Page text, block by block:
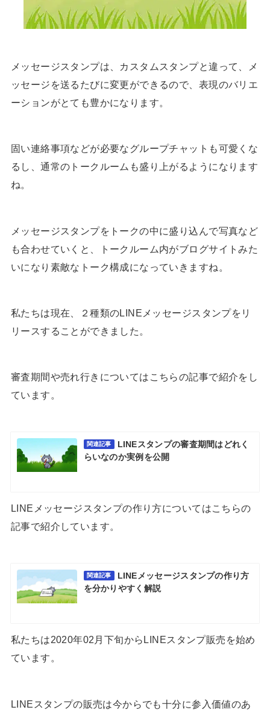
メッセージスタンプは、カスタムスタンプと違って、メ
ッセージを送るたびに変更ができるので、表現のバリエ
ーションがとても豊かになります。
固い連絡事項などが必要なグループチャットも可愛くな
るし、通常のトークルームも盛り上がるようになります
ね。
メッセージスタンプをトークの中に盛り込んで写真など
も合わせていくと、トークルーム内がブログサイトみた
いになり素敵なトーク構成になっていきますね。
私たちは現在、２種類のLINEメッセージスタンプをリ
リースすることができました。
審査期間や売れ行きについてはこちらの記事で紹介をし
ています。
関連記事
LINEスタンプの審査期間はどれく
らいなのか実例を公開
LINEメッセージスタンプの作り方についてはこちらの
記事で紹介しています。
関連記事
LINEメッセージスタンプの作り方
を分かりやすく解説
私たちは2020年02月下旬からLINEスタンプ販売を始め
ています。
LINEスタンプの販売は今からでも十分に参入価値のあ